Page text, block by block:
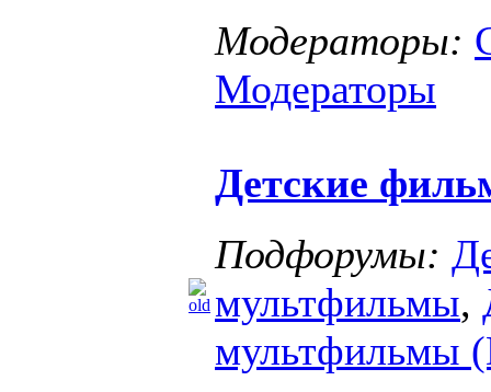
Модераторы:
Модераторы
Детские
Подфорумы:
мультфильмы,
мультфильмы